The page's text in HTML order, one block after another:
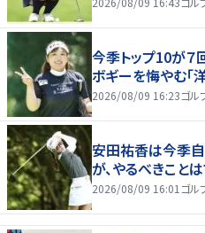
今季トップ10が
ボギーを悔やむ「
2026/08/09 16:23ゴル
安田祐香は今季
が、やるべきことは
2026/08/09 16:01 ゴル